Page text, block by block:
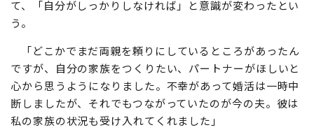
て、「自分がしっかりしなければ」と意識が変わったとい
う。
「どこかでまだ両親を頼りにしているところがあったん
ですが、自分の家族をつくりたい、パートナーがほしいと
心から思うようになりました。不幸があって婚活は一時中
断しましたが、それでもつながっていたのが今の夫。彼は
私の家族の状況も受け入れてくれました」